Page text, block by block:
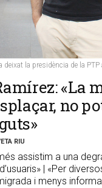
deixat la presidència de la
«La
no
RIU
assistim a una
| «Per
i menys